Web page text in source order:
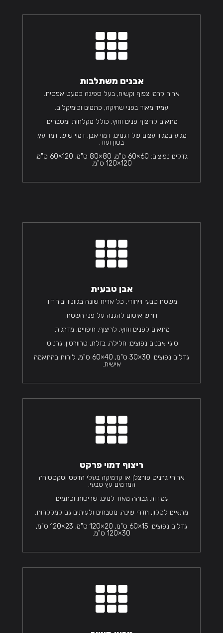

אבנים משתלבות
אריח קרמי צפוף וקשיח, בעל ספיגה כמעט אפסית.
עמיד מאוד בפני שחיקה, כתמים וכימיקלים.
מתאים לריצוף פנים וחוץ, כולל מקלחות ומטבחים.
מגיע במגוון עצום של דגמים: דמוי אבן, דמוי שיש, דמוי עץ,
בטון ועוד.
גדלים נפוצים: 60×60 ס"מ, 80×80 ס"מ, 120×60 ס"מ,
120×120 ס"מ.

אבן טבעית
משטח טבעי וייחודי, כל אריח שונה בגווניו ובורידיו.
דורש איטום להגנה על פני השטח.
מתאים לפנים וחוץ, לריצוף, חיפויים, מדרגות.
סוגי אבנים נפוצים: חלילה, בזלת, טרוורטין, גרניט.
גדלים נפוצים: 30×30 ס"מ, 40×60 ס"מ, לוחות בהתאמה
אישית.

ריצוף דמוי פרקט
אריחי גרניט פורצלן או קרמיקה בעלי הדפס וטקסטורה
המדמים עץ טבעי.
עמידות גבוהה מאוד למים, שריטות וכתמים.
מתאים לסלון, חדרי שינה, מטבחים ולעיתים גם למקלחות.
גדלים נפוצים: 15×60 ס"מ, 20×120 ס"מ, 23×120 ס"מ,
30×120 ס"מ.
